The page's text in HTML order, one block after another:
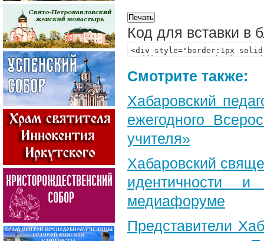
Код для вставки в
Смотрите также:
Хабаровский
ежегодного
учителя»
Хабаровский
идентичности
медиафоруме
Представители